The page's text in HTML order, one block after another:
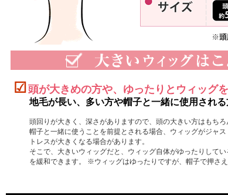
☑ 頭が大きめの方や、ゆったりとウィッグ
地毛が長い、多い方や帽子と一緒に使用される
頭回りが大きく、深さがありますので、頭の大きい方はもち
帽子と一緒に使うことを前提とされる場合、ウィッグがジャ
トレスが大きくなる場合があります。
そこで、大きいウィッグだと、ウィッグ自体がゆったりして
を緩和できます。 ※ウィッグはゆったりですが、帽子で押さ